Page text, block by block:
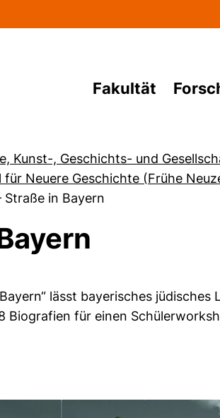
Fakultät
Kunst-, Geschichts- und
für Neuere Geschichte (Frühe
Straße in Bayern
lässt bayerisches
Biografien für einen